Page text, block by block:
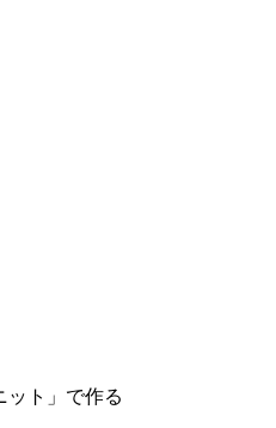
ット」で作る